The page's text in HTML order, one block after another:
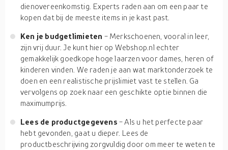
dienovereenkomstig. Experts raden aan om een paar te
kopen dat bij de meeste items in je kast past.
Ken je budgetlimieten - Merkschoenen, vooral in leer,
zijn vrij duur. Je kunt hier op Webshop.nl echter
gemakkelijk goedkope hoge laarzen voor dames, heren of
kinderen vinden. We raden je aan wat marktonderzoek te
doen en een realistische prijslimiet vast te stellen. Ga
vervolgens op zoek naar een geschikte optie binnen die
maximumprijs.
Lees de productgegevens - Als u het perfecte paar
hebt gevonden, gaat u dieper. Lees de
productbeschrijving zorgvuldig door om meer te weten te